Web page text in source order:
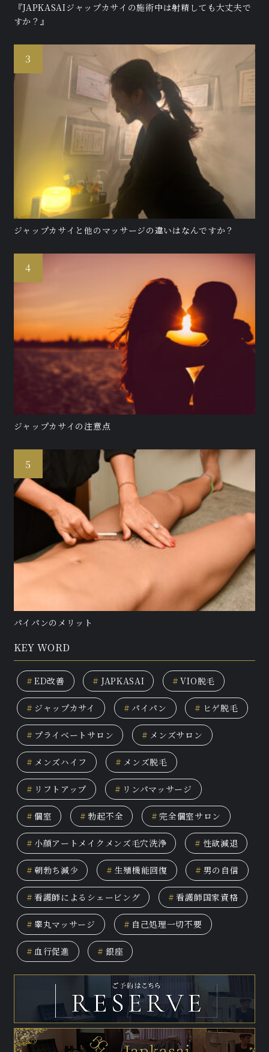
『JAPKASAIジャップカサイの施術中は射精しても大丈夫で
すか？』
ジャップカサイと他のマッサージの違いはなんですか？
ジャップカサイの注意点
パイパンのメリット
KEY WORD
# ED改善 # JAPKASAI # VIO脱毛
# ジャップカサイ # パイパン # ヒゲ脱毛
# プライベートサロン # メンズサロン
# メンズハイフ # メンズ脱毛
# リフトアップ # リンパマッサージ
# 個室 # 勃起不全 # 完全個室サロン
# 小顔アートメイクメンズ毛穴洗浄 # 性欲減退
# 朝勃ち減少 # 生殖機能回復 # 男の自信
# 看護師によるシェービング # 看護師国家資格
# 睾丸マッサージ # 自己処理一切不要
# 血行促進 # 銀座